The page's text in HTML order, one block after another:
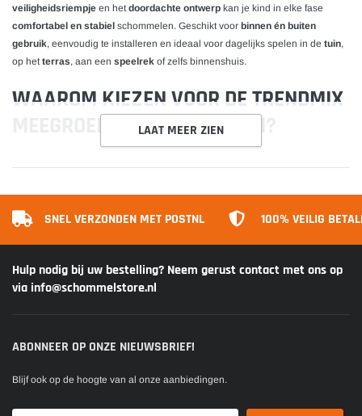
veiligheidsriempje en het doordachte ontwerp kan je kind in elke fase
comfortabel en stabiel schommelen. Geschikt voor binnen én buiten
gebruik, eenvoudig te installeren en ideaal voor dagelijks spelen in de tuin,
op het terras, aan een speelrek of zelfs binnenshuis.
WAAROM KIEZEN VOOR DE TRENDMIX
MEEGROEI SCHOMMEL 3-IN-1?
Meegroeiend ontwerp– geschikt voorbaby’s, peuters en kleuters
Binnen en buiten te gebruiken– flexibel inzetbaar in elke situatie
Eenvoudige installatie – snel op te hangen en
Duurzaam kunststof–weerbestendig
VOOR WIE IS DEZE SCHOMMEL
IDEAAL?
LAAT MEER ZIEN
SNEL VERZONDEN MET POSTNL 100% VEILIG
Hulp nodig bij uw bestelling? Neem gerust contact met ons op
via info@schommelstore.nl
ABONNEER OP ONZE NIEUWSBRIEF!
Blijf ook op de hoogte van al onze aanbiedingen.